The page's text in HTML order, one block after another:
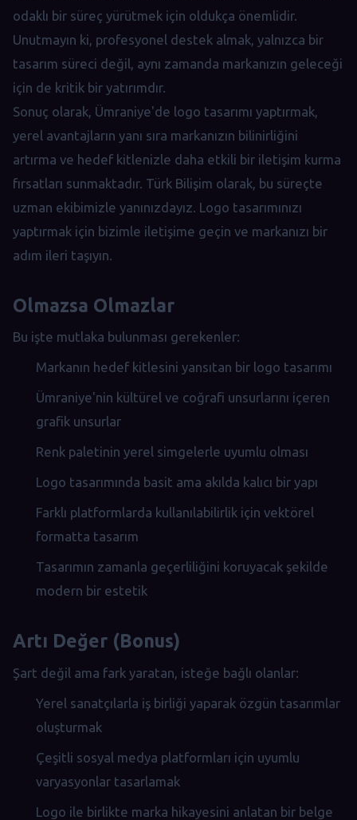
odaklı bir süreç yürütmek için oldukça önemlidir.
Unutmayın ki, profesyonel destek almak, yalnızca bir
tasarım süreci değil, aynı zamanda markanızın geleceği
için de kritik bir yatırımdır.
Sonuç olarak, Ümraniye'de logo tasarımı yaptırmak,
yerel avantajların yanı sıra markanızın bilinirliğini
artırma ve hedef kitlenizle daha etkili bir iletişim kurma
fırsatları sunmaktadır. Türk Bilişim olarak, bu süreçte
uzman ekibimizle yanınızdayız. Logo tasarımınızı
yaptırmak için bizimle iletişime geçin ve markanızı bir
adım ileri taşıyın.
Olmazsa Olmazlar
Bu işte mutlaka bulunması gerekenler:
Markanın hedef kitlesini yansıtan bir logo tasarımı
Ümraniye'nin kültürel ve coğrafi unsurlarını içeren
grafik unsurlar
Renk paletinin yerel simgelerle uyumlu olması
Logo tasarımında basit ama akılda kalıcı bir yapı
Farklı platformlarda kullanılabilirlik için vektörel
formatta tasarım
Tasarımın zamanla geçerliliğini koruyacak şekilde
modern bir estetik
Artı Değer (Bonus)
Şart değil ama fark yaratan, isteğe bağlı olanlar:
Yerel sanatçılarla iş birliği yaparak özgün tasarımlar
oluşturmak
Çeşitli sosyal medya platformları için uyumlu
varyasyonlar tasarlamak
Logo ile birlikte marka hikayesini anlatan bir belge